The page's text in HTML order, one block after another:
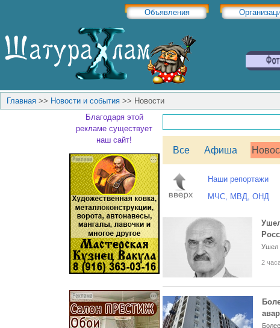
Объявления
Главная >> Новости и события >> Новости
Благодаря этой
рекламе существует
наш сайт!
Все Афиша
Наши репортажи
МЧС, МВД, ОНД
Ушел
2